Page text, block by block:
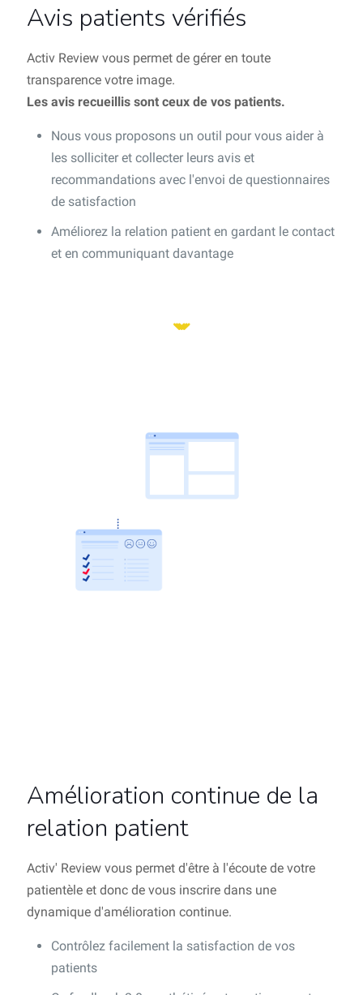
Avis patients vérifiés
Activ Review vous permet de gérer en toute
transparence votre image.
Les avis recueillis sont ceux de vos patients.
Nous vous proposons un outil pour vous aider à
les solliciter et collecter leurs avis et
recommandations avec l'envoi de questionnaires
de satisfaction
Améliorez la relation patient en gardant le contact
et en communiquant davantage
Amélioration continue de la
relation patient
Activ' Review vous permet d'être à l'écoute de votre
patientèle et donc de vous inscrire dans une
dynamique d'amélioration continue.
Contrôlez facilement la satisfaction de vos
patients